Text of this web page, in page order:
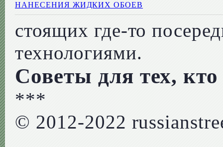
НАНЕСЕНИЯ ЖИДКИХ ОБОЕВ
стоящих где-то
технологиями.
Советы для тех,
***
© 2012-2022